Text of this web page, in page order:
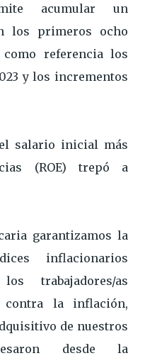
acumular un
los primeros ocho
referencia los
y los incrementos
salario inicial más
(ROE) trepó a
garantizamos la
inflacionarios
trabajadores/as
contra la inflación,
de nuestros
desde la